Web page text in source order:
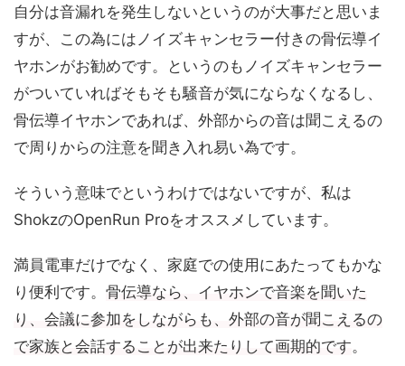
自分は音漏れを発生しないというのが大事だと思いま
すが、この為にはノイズキャンセラー付きの骨伝導イ
ヤホンがお勧めです。というのもノイズキャンセラー
がついていればそもそも騒音が気にならなくなるし、
骨伝導イヤホンであれば、外部からの音は聞こえるの
で周りからの注意を聞き入れ易い為です。
そういう意味でというわけではないですが、私は
ShokzのOpenRun Proをオススメしています。
満員電車だけでなく、家庭での使用にあたってもかな
り便利です。 骨伝導なら、イヤホンで音楽を聞いた
り、会議に参加をしながらも、外部の音が聞こえるの
で家族と会話することが出来たりして画期的です。